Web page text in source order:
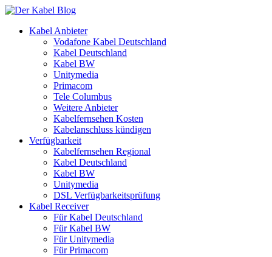
Kabel Anbieter
Vodafone Kabel Deutschland
Kabel Deutschland
Kabel BW
Unitymedia
Primacom
Tele Columbus
Weitere Anbieter
Kabelfernsehen Kosten
Kabelanschluss kündigen
Verfügbarkeit
Kabelfernsehen Regional
Kabel Deutschland
Kabel BW
Unitymedia
DSL Verfügbarkeitsprüfung
Kabel Receiver
Für Kabel Deutschland
Für Kabel BW
Für Unitymedia
Für Primacom